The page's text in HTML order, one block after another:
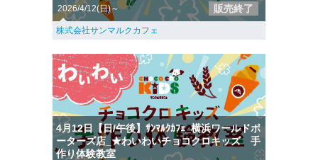
2026/4/12(日)～ 販売終了
株式会社サンマルクカフェ
4月12日【日/午後】ｻﾝﾏﾙｸｶﾌｪ_横浜ワールドポ
ーターズ店_★わいわいチョコクロキッズ 手
作り体験教室